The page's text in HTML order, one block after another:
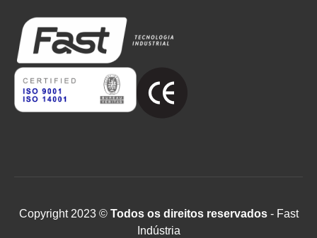
Copyright 2023 ©Todos os direitos reservados- Fast
Indústria